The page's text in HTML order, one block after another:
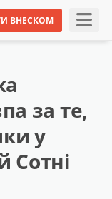
ВНЕСКОМ
за те,
у
Сотні